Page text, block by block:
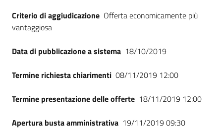
Criterio di aggiudicazione Offerta economicamente più
vantaggiosa
Data di pubblicazione a sistema 18/10/2019
Termine richiesta chiarimenti 08/11/2019 12:00
Termine presentazione delle offerte 18/11/2019 12:00
Apertura busta amministrativa 19/11/2019 09:30